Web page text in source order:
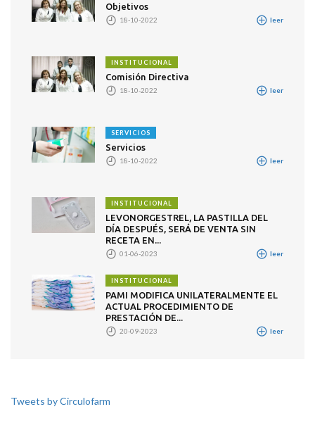
Objetivos
18-10-2022 leer
INSTITUCIONAL
Comisión Directiva
18-10-2022 leer
SERVICIOS
Servicios
18-10-2022 leer
INSTITUCIONAL
LEVONORGESTREL, LA PASTILLA DEL
DÍA DESPUÉS, SERÁ DE VENTA SIN
RECETA EN...
01-06-2023 leer
INSTITUCIONAL
PAMI MODIFICA UNILATERALMENTE EL
ACTUAL PROCEDIMIENTO DE
PRESTACIÓN DE...
20-09-2023 leer
Tweets by Circulofarm